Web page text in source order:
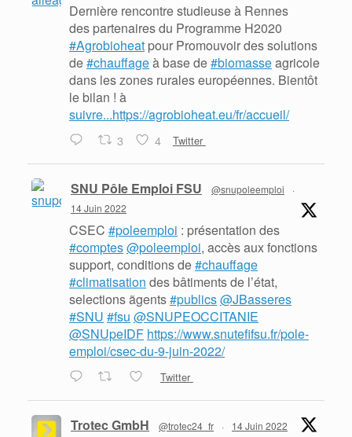
Dernière rencontre studieuse à Rennes
des partenaires du Programme H2020
#Agrobioheat pour Promouvoir des solutions
de#chauffageà base de#biomasseagricole
dans les zones rurales européennes. Bientôt
le bilan ! à
suivre...https://agrobioheat.eu/fr/accueil/
3 4 Twitter
SNU Pôle Emploi FSU @snupoleemploi
·
14 Juin 2022
CSEC #poleemploi : présentation des
#comptes@poleemploi, accès aux fonctions
support, conditions de#chauffage
#climatisation des bâtiments de l’état,
selections ãgents#publics@JBasseres
#SNU #fsu @SNUPEOCCITANIE
@SNUpeIDF https://www.snutefifsu.fr/pole-
emploi/csec-du-9-juin-2022/
Twitter
Trotec GmbH @trotec24_fr · 14 Juin 2022